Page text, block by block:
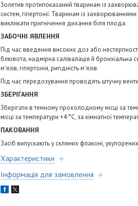
Золетив протипоказаний тваринам із
систем, гіпертонії. Тваринам із
викликати пригнічення дихання біля плода.
ЗАБОЧНІ ЯВЛЕННЯ
Під час введення високих доз або
блювота, надмірна салівалація й бронхіальна
м'язів, гіпертонія, ригідність м'язів.
Під час передозування проводять штучну
ЗБЕРІГАННЯ
Зберігати в темному прохолодному місці за
місці за температури +4 °C, за кімнатної
ПАКОВАННЯ
Засіб випускають у скляних флаконі,
Характеристики
Інформація для замовлення